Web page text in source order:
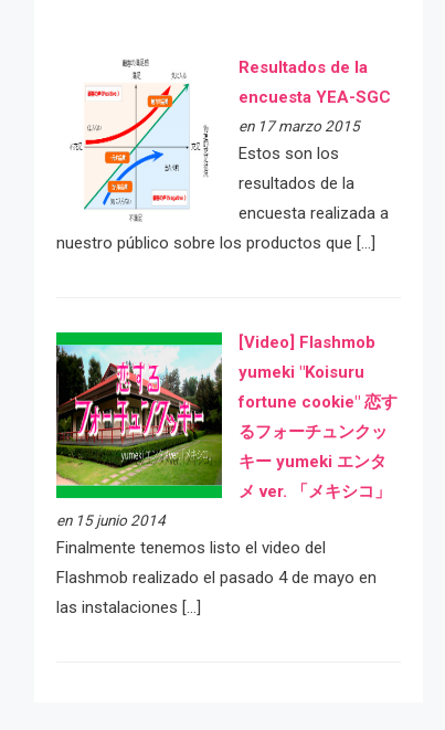
Resultados de la
encuesta YEA-SGC
en 17 marzo 2015
Estos son los
resultados de la
encuesta realizada a
nuestro público sobre los productos que […]
[Video] Flashmob
yumeki "Koisuru
fortune cookie" 恋す
るフォーチュンクッ
キー yumeki エンタ
メ ver. 「メキシコ」
en 15 junio 2014
Finalmente tenemos listo el video del
Flashmob realizado el pasado 4 de mayo en
las instalaciones […]